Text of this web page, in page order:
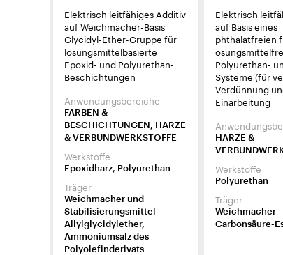
Elektrisch leitfähiges Additiv
auf Weichmacher-Basis
Glycidyl-Ether-Gruppe für
lösungsmittelbasierte
Epoxid- und Polyurethan-
Beschichtungen
Anwendungsbereiche
FARBEN &
BESCHICHTUNGEN, HARZE
& VERBUNDWERKSTOFFE
Werkstoffe
Epoxidharz, Polyurethan
Träger
Weichmacher und
Stabilisierungsmittel -
Allylglycidylether,
Ammoniumsalz des
Polyolefinderivats
Elektrisch
auf Basis eines
phthalatfreien
Polyurethan-
Systeme (für
Verdünnung
Einarbeitung
HARZE &
Werkstoffe
Polyurethan
Träger
Weichmacher
Carbonsäure-